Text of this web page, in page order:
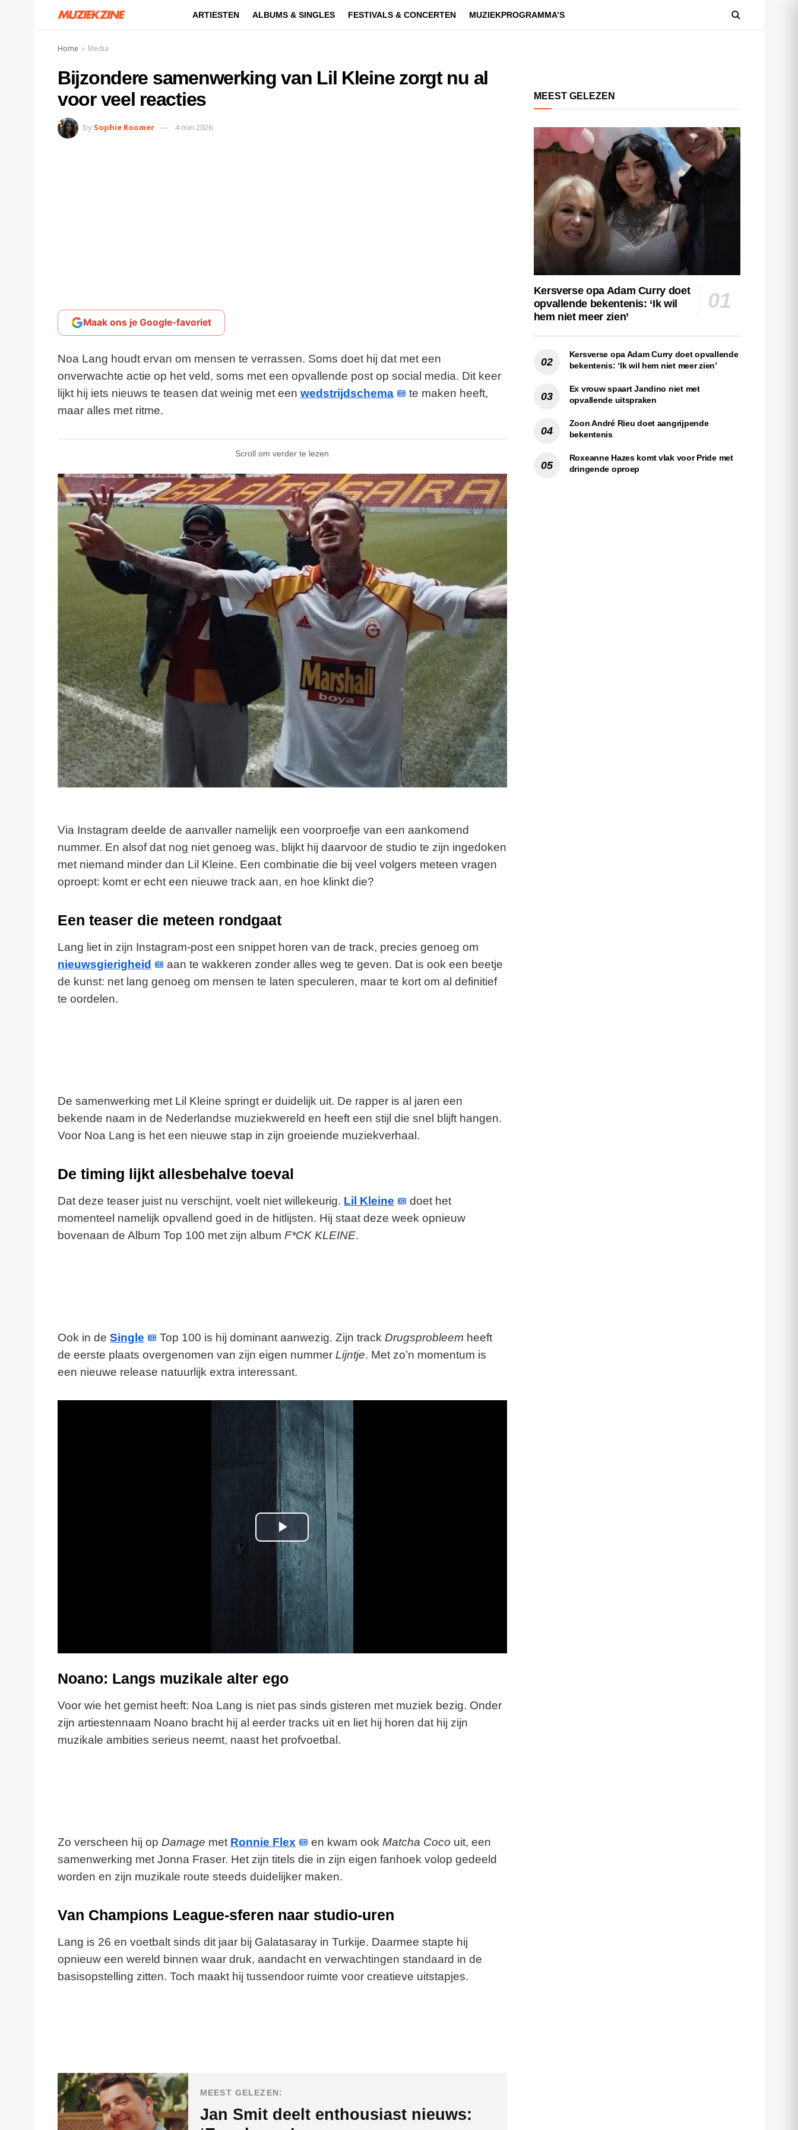
ARTIESTEN ALBUMS & SINGLES FESTIVALS & CONCERTEN MUZIEKPROGRAMMA’S
Home Media
Bijzondere samenwerking van Lil Kleine zorgt nu al
voor veel reacties
by Sophie Roomer 4 mei 2026
Maak ons je Google-favoriet
Noa Lang houdt ervan om mensen te verrassen. Soms doet hij dat met een
onverwachte actie op het veld, soms met een opvallende post op social media. Dit keer
lijkt hij iets nieuws te teasen dat weinig met een wedstrijdschema
te maken heeft,
maar alles met ritme.
Scroll om verder te lezen
Via Instagram deelde de aanvaller namelijk een voorproefje van een aankomend
nummer. En alsof dat nog niet genoeg was, blijkt hij daarvoor de studio te zijn ingedoken
met niemand minder dan Lil Kleine. Een combinatie die bij veel volgers meteen vragen
oproept: komt er echt een nieuwe track aan, en hoe klinkt die?
Een teaser die meteen rondgaat
Lang liet in zijn Instagram-post een snippet horen van de track, precies genoeg om
nieuwsgierigheid
aan te wakkeren zonder alles weg te geven. Dat is ook een beetje
de kunst: net lang genoeg om mensen te laten speculeren, maar te kort om al definitief
te oordelen.
De samenwerking met Lil Kleine springt er duidelijk uit. De rapper is al jaren een
bekende naam in de Nederlandse muziekwereld en heeft een stijl die snel blijft hangen.
Voor Noa Lang is het een nieuwe stap in zijn groeiende muziekverhaal.
De timing lijkt allesbehalve toeval
Dat deze teaser juist nu verschijnt, voelt niet willekeurig. Lil Kleine
doet het
momenteel namelijk opvallend goed in de hitlijsten. Hij staat deze week opnieuw
bovenaan de Album Top 100 met zijn album F*CK KLEINE.
Ook in de Single Top 100 is hij dominant aanwezig. Zijn trackDrugsprobleem heeft
de eerste plaats overgenomen van zijn eigen nummer Lijntje. Met zo’n momentum is
een nieuwe release natuurlijk extra interessant.
P
l
a
y
V
i
d
e
Noano: Langs muzikale alter ego
Voor wie het gemist heeft: Noa Lang is niet pas sinds gisteren met muziek bezig. Onder
zijn artiestennaam Noano bracht hij al eerder tracks uit en liet hij horen dat hij zijn
muzikale ambities serieus neemt, naast het profvoetbal.
Zo verscheen hij op Damage met Ronnie Flex en kwam ookMatcha Coco uit, een
samenwerking met Jonna Fraser. Het zijn titels die in zijn eigen fanhoek volop gedeeld
worden en zijn muzikale route steeds duidelijker maken.
Van Champions League-sferen naar studio-uren
Lang is 26 en voetbalt sinds dit jaar bij Galatasaray in Turkije. Daarmee stapte hij
opnieuw een wereld binnen waar druk, aandacht en verwachtingen standaard in de
basisopstelling zitten. Toch maakt hij tussendoor ruimte voor creatieve uitstapjes.
MEEST GELEZEN:
Jan Smit deelt enthousiast nieuws:
MEEST GELEZEN
Kersverse opa Adam Curry doet
opvallende bekentenis: ‘Ik wil
hem niet meer zien’
Kersverse opa Adam Curry doet opvallende
bekentenis: ‘Ik wil hem niet meer zien’
Ex vrouw spaart Jandino niet met
opvallende uitspraken
Zoon André Rieu doet aangrijpende
bekentenis
Roxeanne Hazes komt vlak voor Pride met
dringende oproep